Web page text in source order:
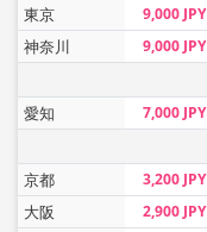
東京 9,000 JPY
神奈川 9,000 JPY
愛知 7,000 JPY
京都 3,200 JPY
大阪 2,900 JPY